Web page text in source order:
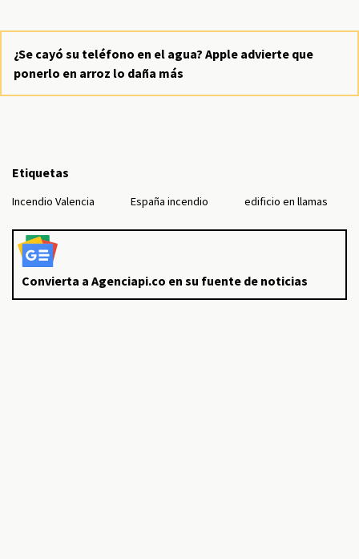
¿Se cayó su teléfono en el agua? Apple advierte que
ponerlo en arroz lo daña más
Etiquetas
Incendio Valencia España incendio edificio en llamas
Convierta a Agenciapi.co en su fuente de noticias